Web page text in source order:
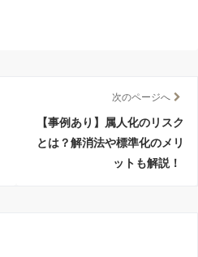
次のページへ
【事例あり】属人化のリスク
とは？解消法や標準化のメリ
ットも解説！